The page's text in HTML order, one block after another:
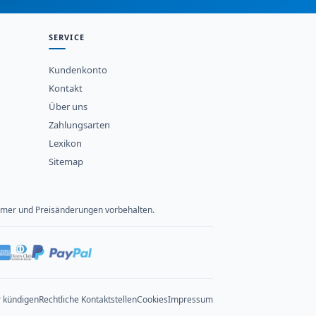
SERVICE
Kundenkonto
Kontakt
Über uns
Zahlungsarten
Lexikon
Sitemap
und Preisänderungen vorbehalten.
Rechtliche KontaktstellenCookiesImpressum